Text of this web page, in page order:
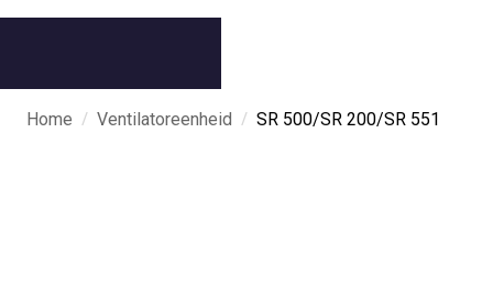
Home / Ventilatoreenheid / SR 500/SR 200/SR 551